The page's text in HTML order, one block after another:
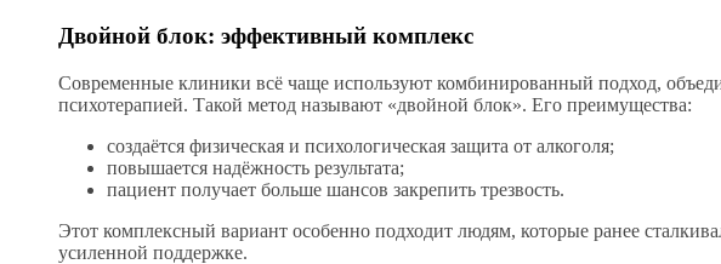
Двойной блок: эффективный комплекс
Современные клиники всё чаще используют комбинированный подход,
психотерапией. Такой метод называют «двойной блок». Его преимущества:
создаётся физическая и психологическая защита от алкоголя;
повышается надёжность результата;
пациент получает больше шансов закрепить трезвость.
Этот комплексный вариант особенно подходит людям, которые ранее
усиленной поддержке.